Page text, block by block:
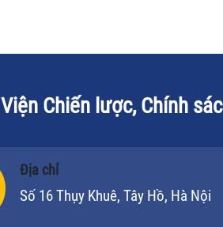
Viện Chiến lược, Chính
Địa chỉ
Số 16 Thụy Khuê, Tây Hồ, Hà Nội